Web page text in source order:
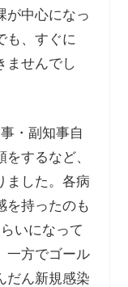
が中心になっ
も、すぐに
ませんでし
・副知事自
するなど、
ました。各病
を持ったのも
いになって
一方でゴール
だん新規感染